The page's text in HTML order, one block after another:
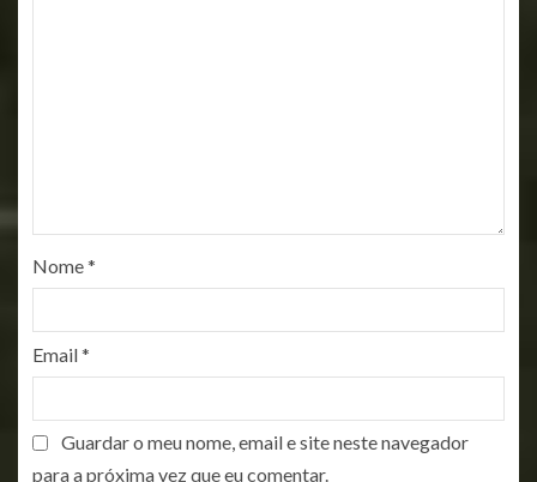
Nome*
Email*
Guardar o meu nome, email e site neste navegador
para a próxima vez que eu comentar.